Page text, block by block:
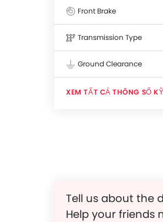
Front Brake
Transmission Type
Ground Clearance
THÔNG SỐ
Tell us about the
Help your friends